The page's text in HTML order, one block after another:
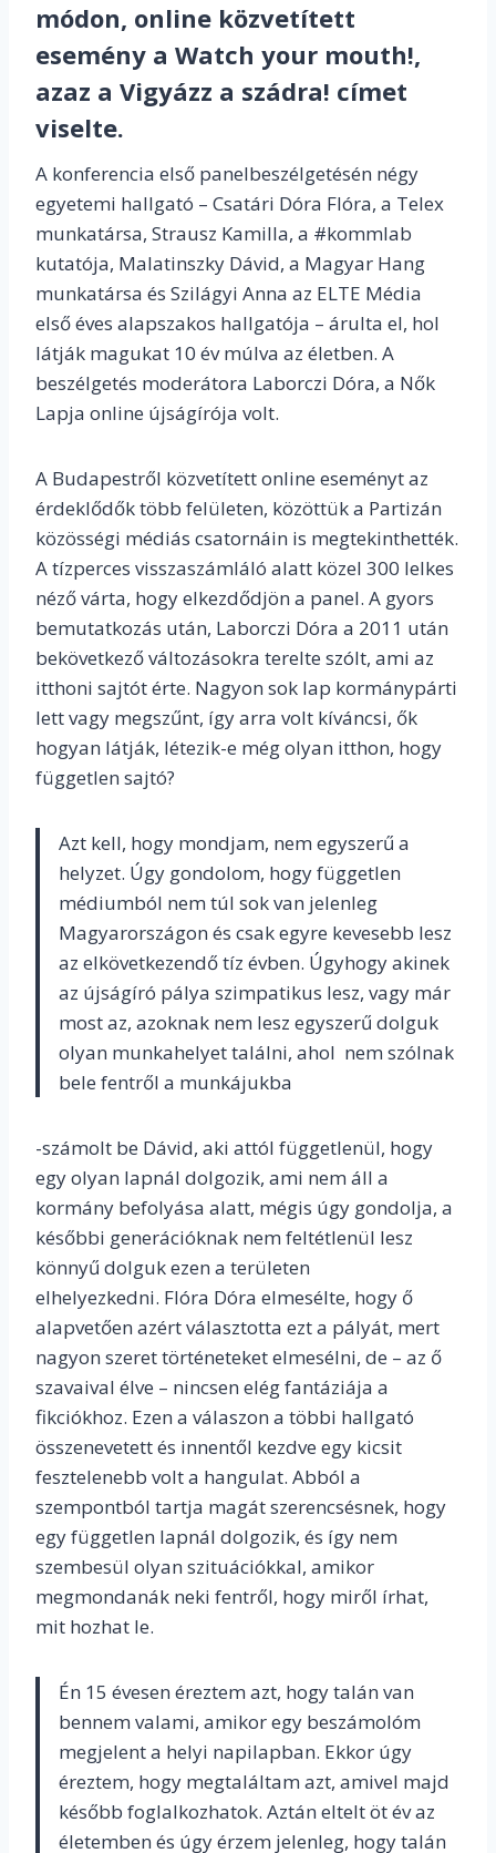
módon, online közvetített
esemény a Watch your mouth!,
azaz a Vigyázz a szádra! címet
viselte.
A konferencia első panelbeszélgetésén négy
egyetemi hallgató – Csatári Dóra Flóra, a Telex
munkatársa, Strausz Kamilla, a #kommlab
kutatója, Malatinszky Dávid, a Magyar Hang
munkatársa és Szilágyi Anna az ELTE Média
első éves alapszakos hallgatója – árulta el, hol
látják magukat 10 év múlva az életben. A
beszélgetés moderátora Laborczi Dóra, a Nők
Lapja online újságírója volt.
A Budapestről közvetített online eseményt az
érdeklődők több felületen, közöttük a Partizán
közösségi médiás csatornáin is megtekinthették.
A tízperces visszaszámláló alatt közel 300 lelkes
néző várta, hogy elkezdődjön a panel. A gyors
bemutatkozás után, Laborczi Dóra a 2011 után
bekövetkező változásokra terelte szólt, ami az
itthoni sajtót érte. Nagyon sok lap kormánypárti
lett vagy megszűnt, így arra volt kíváncsi, ők
hogyan látják, létezik-e még olyan itthon, hogy
független sajtó?
Azt kell, hogy mondjam, nem egyszerű a
helyzet. Úgy gondolom, hogy független
médiumból nem túl sok van jelenleg
Magyarországon és csak egyre kevesebb lesz
az elkövetkezendő tíz évben. Úgyhogy akinek
az újságíró pálya szimpatikus lesz, vagy már
most az, azoknak nem lesz egyszerű dolguk
olyan munkahelyet találni, ahol nem szólnak
bele fentről a munkájukba
-számolt be Dávid, aki attól függetlenül, hogy
egy olyan lapnál dolgozik, ami nem áll a
kormány befolyása alatt, mégis úgy gondolja, a
későbbi generációknak nem feltétlenül lesz
könnyű dolguk ezen a területen
elhelyezkedni. Flóra Dóra elmesélte, hogy ő
alapvetően azért választotta ezt a pályát, mert
nagyon szeret történeteket elmesélni, de – az ő
szavaival élve – nincsen elég fantáziája a
fikciókhoz. Ezen a válaszon a többi hallgató
összenevetett és innentől kezdve egy kicsit
fesztelenebb volt a hangulat. Abból a
szempontból tartja magát szerencsésnek, hogy
egy független lapnál dolgozik, és így nem
szembesül olyan szituációkkal, amikor
megmondanák neki fentről, hogy miről írhat,
mit hozhat le.
Én 15 évesen éreztem azt, hogy talán van
bennem valami, amikor egy beszámolóm
megjelent a helyi napilapban. Ekkor úgy
éreztem, hogy megtaláltam azt, amivel majd
később foglalkozhatok. Aztán eltelt öt év az
életemben és úgy érzem jelenleg, hogy talán